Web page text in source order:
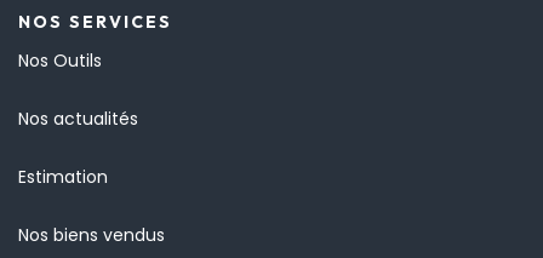
NOS SERVICES
Nos Outils
Nos actualités
Estimation
Nos biens vendus